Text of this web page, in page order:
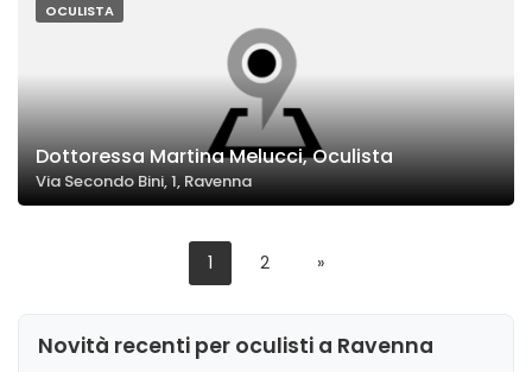
OCULISTA
Dottoressa Martina Melucci, Oculista
Via Secondo Bini, 1, Ravenna
1 2 »
Novità recenti per oculisti a Ravenna